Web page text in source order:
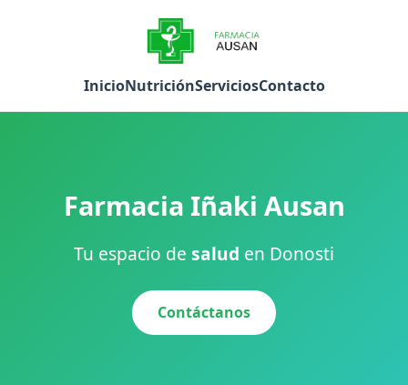
InicioNutriciónServiciosContacto
Farmacia Iñaki Ausan
Tu espacio de salud en Donosti
Contáctanos